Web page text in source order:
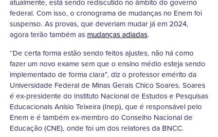
atualmente, está sendo rediscutido no âmbito do governo
federal. Com isso, o cronograma de mudanças no Enem foi
suspenso. As provas, que deveriam mudar já em 2024,
agora terão também as mudanças adiadas.
“De certa forma estão sendo feitos ajustes, não há como
fazer um novo exame sem que o ensino médio esteja sendo
implementado de forma clara”, diz o professor emérito da
Universidade Federal de Minas Gerais Chico Soares. Soares
é ex-presidente do Instituto Nacional de Estudos e Pesquisas
Educacionais Anísio Teixeira (Inep), que é responsável pelo
Enem e é também ex-membro do Conselho Nacional de
Educação (CNE), onde foi um dos relatores da BNCC.